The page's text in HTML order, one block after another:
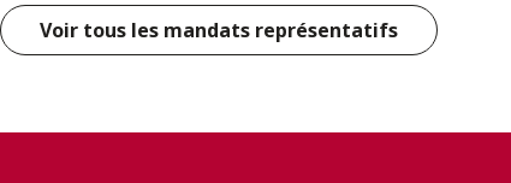
Voir tous les mandats représentatifs